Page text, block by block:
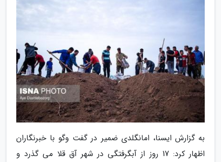
به گزارش ایسنا، امانگلدی ضمیر در گفت وگو با خبرنگاران
اظهار کرد: 17 روز از آبگرفتگی در شهر آق قلا می گذرد و